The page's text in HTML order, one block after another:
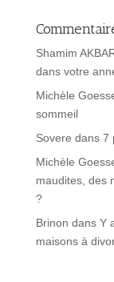
Shamim
dans votre
Michèle
sommeil
Sovere dans 7
Michèle
maudites, des
?
Brinon dans Y
maisons à